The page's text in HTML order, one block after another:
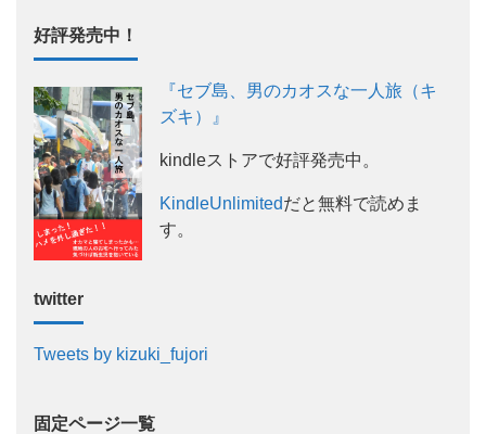
好評発売中！
『セブ島、男のカオスな一人旅（キ
ズキ）』
kindleストアで好評発売中。
KindleUnlimitedだと無料で読めま
す。
twitter
Tweets by kizuki_fujori
固定ページ一覧